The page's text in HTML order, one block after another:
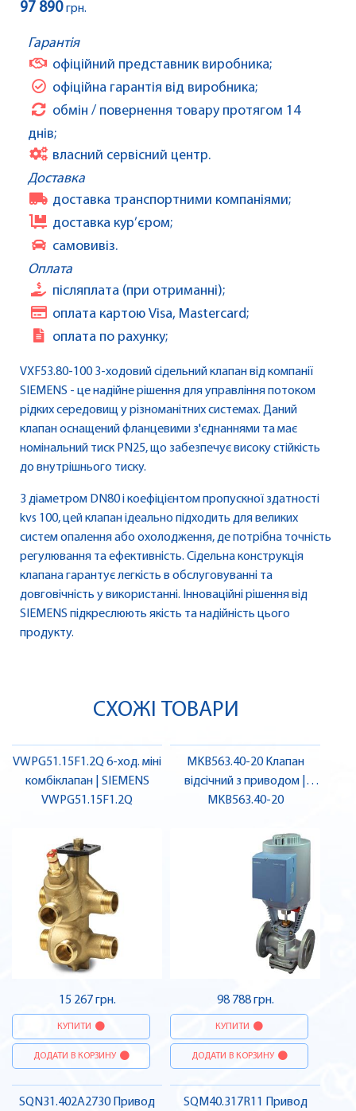
97 890грн.
Гарантія
офіційний представник виробника;
офіційна гарантія від виробника;
обмін / повернення товару протягом 14
днів;
власний сервісний центр.
Доставка
доставка транспортними компаніями;
доставка кур’єром;
самовивіз.
Оплата
післяплата (при отриманні);
оплата картою Visa, Mastercard;
оплата по рахунку;
VXF53.80-100 3-ходовий сідельний клапан від компанії
SIEMENS - це надійне рішення для управління потоком
рідких середовищ у різноманітних системах. Даний
клапан оснащений фланцевими з'єднаннями та має
номінальний тиск PN25, що забезпечує високу стійкість
до внутрішнього тиску.
З діаметром DN80 і коефіцієнтом пропускної здатності
kvs 100, цей клапан ідеально підходить для великих
систем опалення або охолодження, де потрібна точність
регулювання та ефективність. Сідельна конструкція
клапана гарантує легкість в обслуговуванні та
довговічність у використанні. Інноваційні рішення від
SIEMENS підкреслюють якість та надійність цього
продукту.
СХОЖІ ТОВАРИ
VWPG51.15F1.2Q 6-ход. міні
комбіклапан | SIEMENS
VWPG51.15F1.2Q
15 267 грн.
КУПИТИ
ДОДАТИ В КОРЗИНУ
MKB563.40-20 Клапан
відсічний з приводом |
SIEMENS
MKB563.40-20
98 788 грн.
КУПИТИ
ДОДАТИ В КОРЗИНУ
SQN31.402A2730 Привод SQM40.317R11 Привод